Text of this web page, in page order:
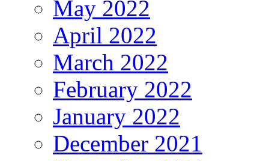
May 2022
April 2022
March 2022
February 2022
January 2022
December 2021